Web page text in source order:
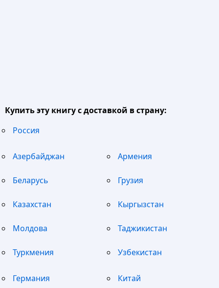
Купить эту книгу с доставкой в страну:
Россия
Азербайджан Армения
Беларусь Грузия
Казахстан Кыргызстан
Молдова Таджикистан
Туркмения Узбекистан
Германия Китай